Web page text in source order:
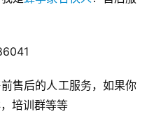
售后的人工服务，如果你
培训群等等